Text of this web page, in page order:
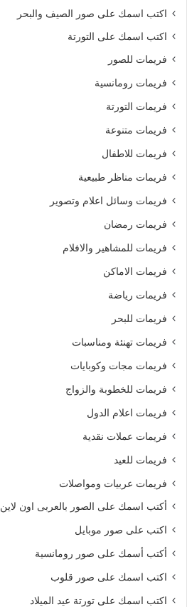
اكتب اسمك على صور الصيف والبحر
اكتب اسمك على التورتة
فريمات للصور
فريمات رومانسية
فريمات التورتة
فريمات متنوعة
فريمات للاطفال
فريمات مناظر طبيعية
فريمات وسائل اعلام وتصوير
فريمات رمضان
فريمات للمشاهير والافلام
فريمات الاماكن
فريمات رياضة
فريمات للبحر
فريمات تهنئة ومناسبات
فريمات مجات وكوبايات
فريمات للخطوبة والزواج
فريمات اعلام الدول
فريمات عملات نقدية
فريمات للعيد
فريمات عربيات ومواصلات
أكتب اسمك على الصور بالعربى اون لاين
اكتب على صور موبايل
أكتب أسمك على صور رومانسية
اكتب اسمك على صور قلوب
اكتب اسمك على تورتة عيد الميلاد